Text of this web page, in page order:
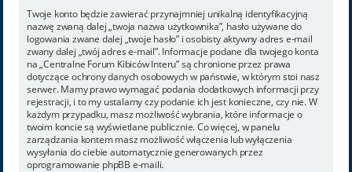
Twoje konto będzie zawierać przynajmniej unikalną identyfikacyjną
nazwę zwaną dalej „twoja nazwa użytkownika”, hasło używane do
logowania zwane dalej „twoje hasło” i osobisty aktywny adres e-mail
zwany dalej „twój adres e-mail”. Informacje podane dla twojego konta
na „Centralne Forum Kibiców Interu” są chronione przez prawa
dotyczące ochrony danych osobowych w państwie, w którym stoi nasz
serwer. Mamy prawo wymagać podania dodatkowych informacji przy
rejestracji, i to my ustalamy czy podanie ich jest konieczne, czy nie. W
każdym przypadku, masz możliwość wybrania, które informacje o
twoim koncie są wyświetlane publicznie. Co więcej, w panelu
zarządzania kontem masz możliwość włączenia lub wyłączenia
wysyłania do ciebie automatycznie generowanych przez
oprogramowanie phpBB e-maili.